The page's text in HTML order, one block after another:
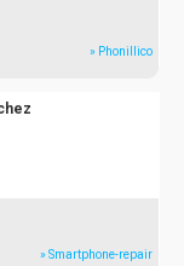
» Phonillico
» Smartphone-repair